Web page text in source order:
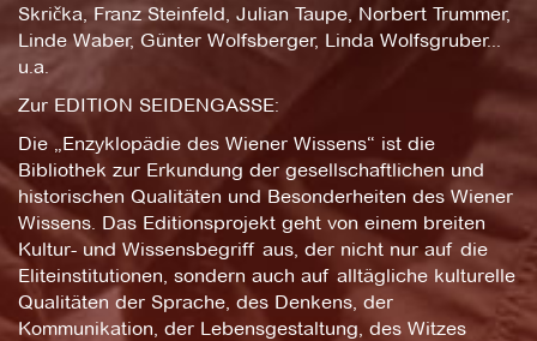
Skrička, Franz Steinfeld, Julian Taupe, Norbert Trummer,
Linde Waber, Günter Wolfsberger, Linda Wolfsgruber...
u.a.
Zur EDITION SEIDENGASSE:
Die „Enzyklopädie des Wiener Wissens“ ist die
Bibliothek zur Erkundung der gesellschaftlichen und
historischen Qualitäten und Besonderheiten des Wiener
Wissens. Das Editionsprojekt geht von einem breiten
Kultur- und Wissensbegriff aus, der nicht nur auf die
Eliteinstitutionen, sondern auch auf alltägliche kulturelle
Qualitäten der Sprache, des Denkens, der
Kommunikation, der Lebensgestaltung, des Witzes